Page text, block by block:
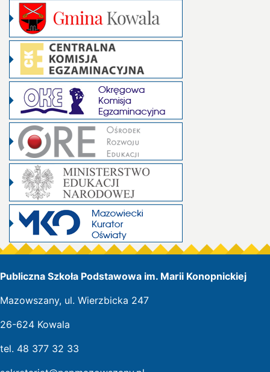
Publiczna Szkoła Podstawowa im. Marii Konopnickiej
Mazowszany, ul. Wierzbicka 247
26-624 Kowala
tel. 48 377 32 33